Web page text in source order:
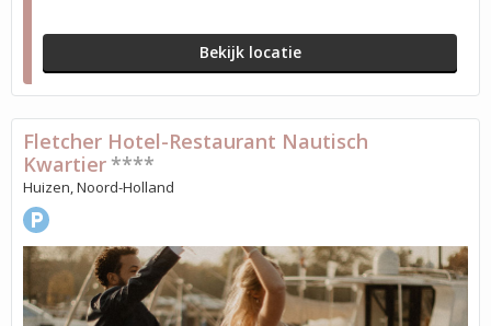
Bekijk locatie
Fletcher Hotel-Restaurant Nautisch
Kwartier ****
Huizen, Noord-Holland